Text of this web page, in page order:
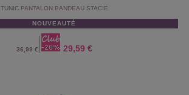
TUNIC PANTALON BANDEAU STACIE
NOUVEAUTÉ
36,99 € 29,59 €